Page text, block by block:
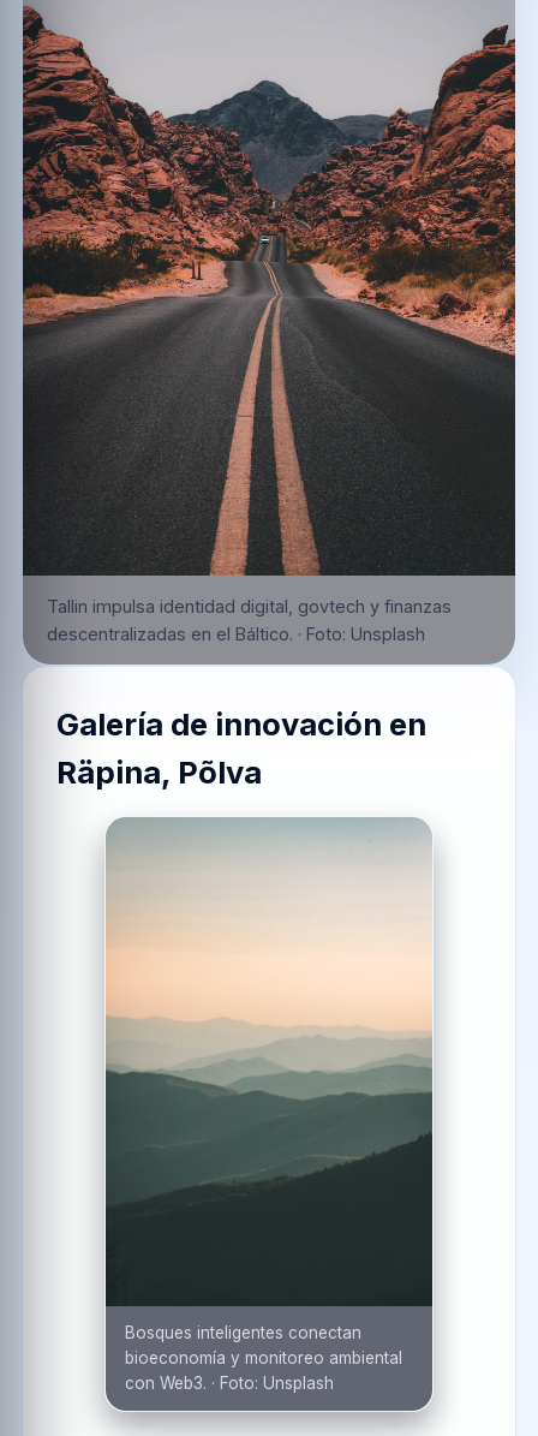
Tallin impulsa identidad digital, govtech y finanzas
descentralizadas en el Báltico. · Foto: Unsplash
Galería de innovación en
Räpina, Põlva
Bosques inteligentes conectan
bioeconomía y monitoreo ambiental
con Web3. · Foto: Unsplash